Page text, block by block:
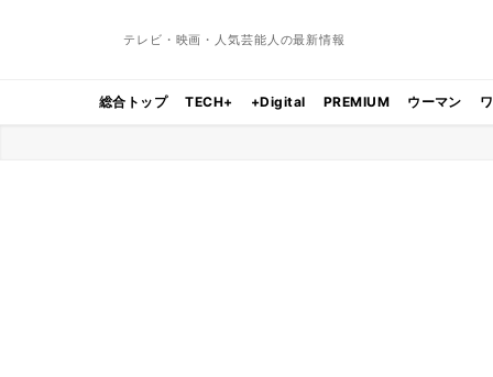
テレビ・映画・人気芸能人の最新情報
総合トップ TECH+ +Digital PREMIUM ウーマン